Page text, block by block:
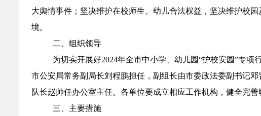
大舆情事件；坚决维护在校师生、幼儿合法权益，坚决维护校
境。
二、组织领导
为切实开展好2024年全市中小学、幼儿园“护校安园”专
市公安局常务副局长刘程鹏担任，副组长由市委政法委副书记
队长赵帅任办公室主任。各单位要成立相应工作机构，健全完
三、主要措施